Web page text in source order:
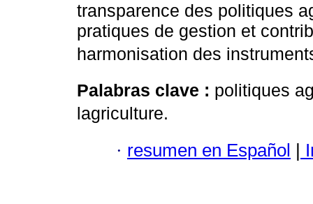
transparence des politiques
pratiques de gestion et
harmonisation des
Palabras clave : politiques
lagriculture.
· resumen en Español |